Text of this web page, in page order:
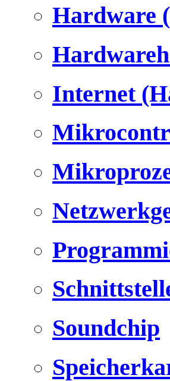
Hardware
Internet
Soundchip